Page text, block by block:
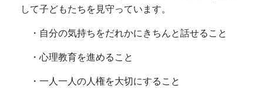
して子どもたちを見守っています。
・自分の気持ちをだれかにきちんと話せること
・心理教育を進めること
・一人一人の人権を大切にすること